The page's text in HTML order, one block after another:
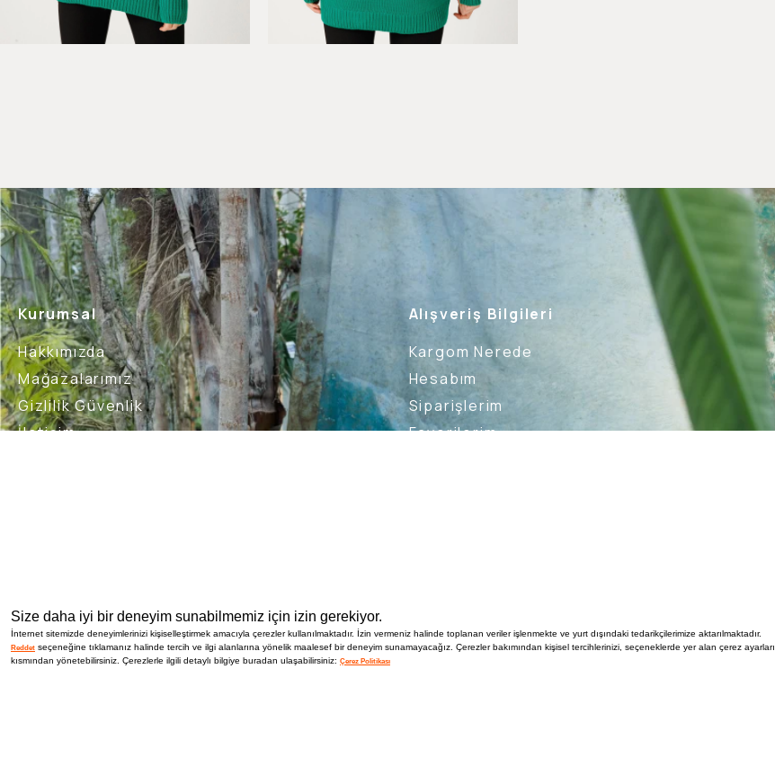
Kurumsal
Hakkımızda
Mağazalarımız
Gizlilik Güvenlik
İletişim
Alışveriş Bilgileri
Kargom Nerede
Hesabım
Siparişlerim
Favorilerim
İptal İade ŞartlarıSık Sorulan SorularNasıl İade Ederim
Size daha iyi bir deneyim sunabilmemiz için izin gerekiyor.
İnternet sitemizde deneyimlerinizi kişiselleştirmek amacıyla çerezler kullanılmaktadır. İzin vermeniz halinde toplanan veriler işlenmekte ve yurt dışındaki tedarikçilerimize aktarılmaktadır.
Reddet seçeneğine tıklamanız halinde tercih ve ilgi alanlarına yönelik maalesef bir deneyim sunamayacağız. Çerezler bakımından kişisel tercihlerinizi, seçeneklerde yer alan çerez ayarları
kısmından yönetebilirsiniz. Çerezlerle ilgili detaylı bilgiye buradan ulaşabilirsiniz: Çerez Politikası